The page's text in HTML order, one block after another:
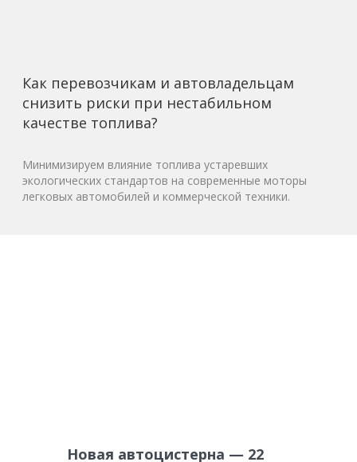
Как перевозчикам и автовладельцам
снизить риски при нестабильном
качестве топлива?
Минимизируем влияние топлива устаревших
экологических стандартов на современные моторы
легковых автомобилей и коммерческой техники.
Новая автоцистерна — 22